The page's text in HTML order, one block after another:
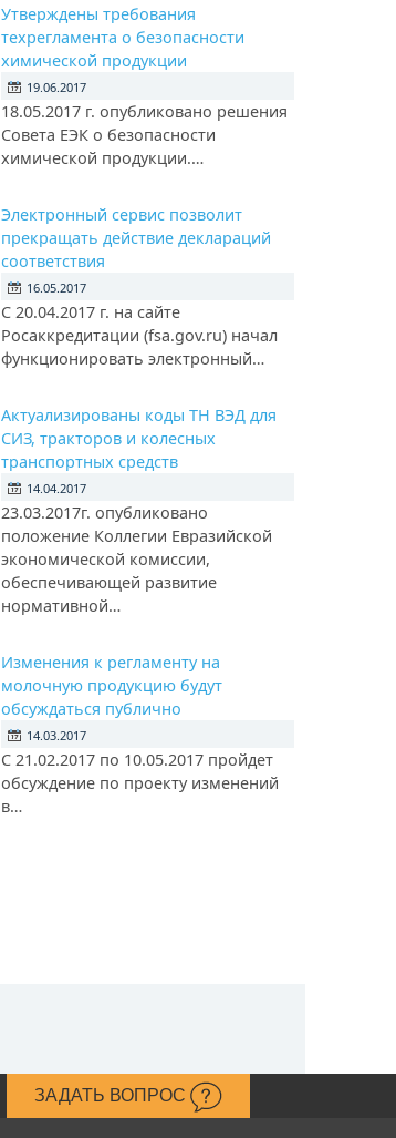
Утверждены требования
техрегламента о безопасности
химической продукции
19.06.2017
18.05.2017 г. опубликовано решения
Совета ЕЭК о безопасности
химической продукции.…
Электронный сервис позволит
прекращать действие деклараций
соответствия
16.05.2017
С 20.04.2017 г. на сайте
Росаккредитации (fsa.gov.ru) начал
функционировать электронный…
Актуализированы коды ТН ВЭД для
СИЗ, тракторов и колесных
транспортных средств
14.04.2017
23.03.2017г. опубликовано
положение Коллегии Евразийской
экономической комиссии,
обеспечивающей развитие
нормативной…
Изменения к регламенту на
молочную продукцию будут
обсуждаться публично
14.03.2017
С 21.02.2017 по 10.05.2017 пройдет
обсуждение по проекту изменений
в…
ЗАДАТЬ ВОПРОС